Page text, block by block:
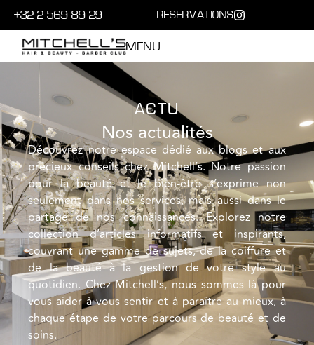
+32 2 569 89 29 RESERVATIONS
MENU
ACTU
Nos actualités
Découvrez notre espace dédié aux blogs et aux
précieux conseils chez Mitchell’s. Notre passion
pour la beauté et le bien-être s’exprime non
seulement dans nos services, mais aussi dans le
partage de nos connaissances. Explorez notre
collection d’articles informatifs et inspirants,
couvrant une gamme de sujets, de la coiffure et
de la beauté à la gestion de votre style au
quotidien. Chez Mitchell’s, nous sommes là pour
vous aider à vous sentir et à paraître au mieux, à
chaque étape de votre parcours de beauté et de
soins.